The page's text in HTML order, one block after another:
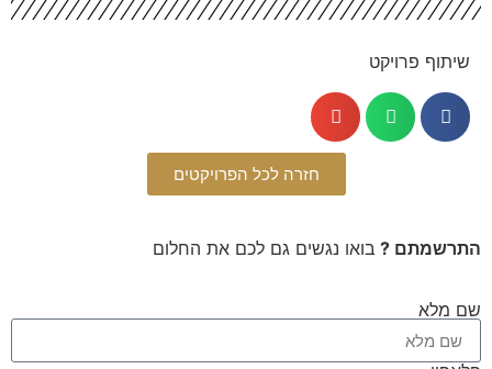
שיתוף פרויקט
חזרה לכל הפרויקטים
?בואו נגשים גם לכם את החלום
מלא